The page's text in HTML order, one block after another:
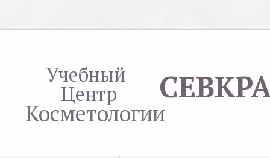
Косметологии
Учебный
Центр